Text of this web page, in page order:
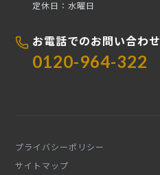
定休日：水曜日
お電話でのお問い合わせ
0120-964-322
プライバシーポリシー
サイトマップ